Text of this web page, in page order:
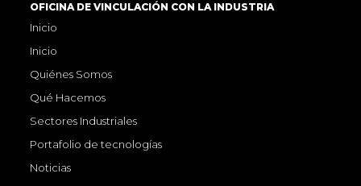
OFICINA DE VINCULACIÓN CON LA INDUSTRIA
Inicio
Inicio
Quiénes Somos
Qué Hacemos
Sectores Industriales
Portafolio de tecnologías
Noticias